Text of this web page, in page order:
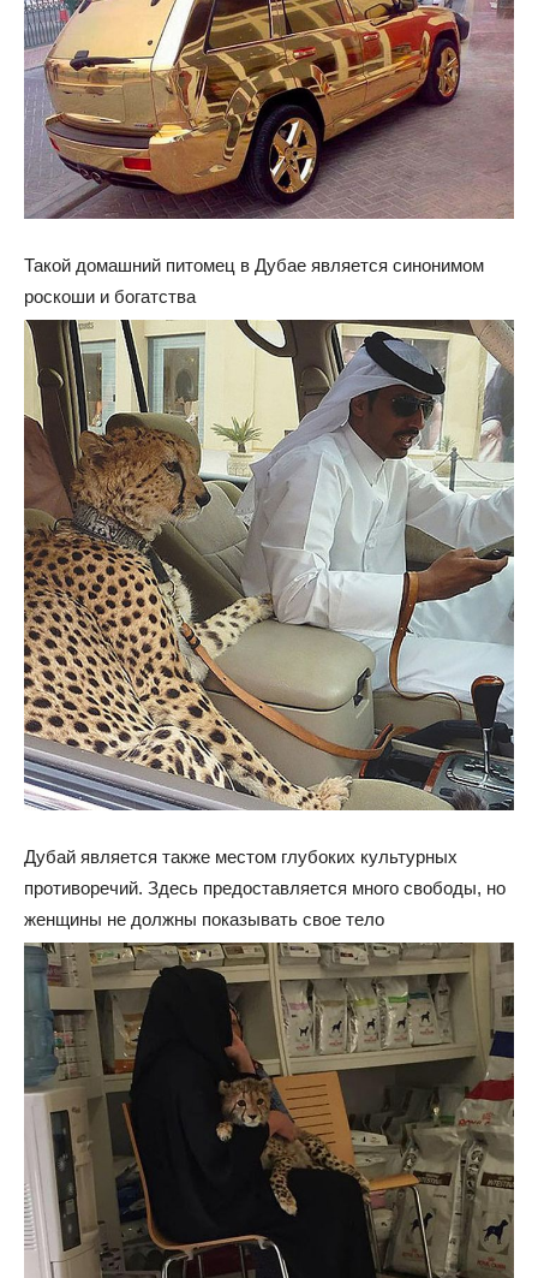
Такой домашний питомец в Дубае является синонимом
роскоши и богатства
Дубай является также местом глубоких культурных
противоречий. Здесь предоставляется много свободы, но
женщины не должны показывать свое тело